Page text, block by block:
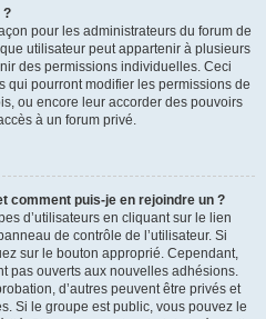
?
pour les administrateurs du forum de
utilisateur peut appartenir à plusieurs
des permissions individuelles. Ceci
qui pourront modifier les permissions de
ou encore leur accorder des pouvoirs
à un forum privé.
comment puis-je en rejoindre un ?
d’utilisateurs en cliquant sur le lien
de contrôle de l’utilisateur. Si
sur le bouton approprié. Cependant,
pas ouverts aux nouvelles adhésions.
d’autres peuvent être privés et
Si le groupe est public, vous pouvez le